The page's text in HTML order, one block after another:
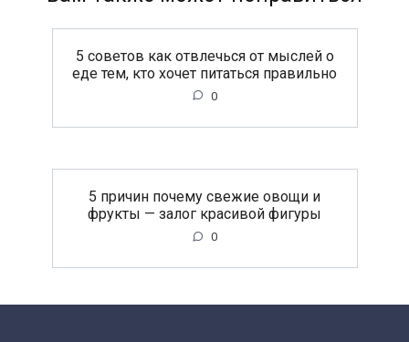
5 советов как отвлечься от мыслей о
еде тем, кто хочет питаться правильно
0
5 причин почему свежие овощи и
фрукты — залог красивой фигуры
0